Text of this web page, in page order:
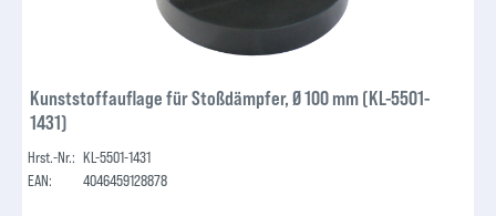
Kunststoffauflage für Stoßdämpfer, Ø 100 mm (KL-5501-
1431)
Hrst.-Nr.: KL-5501-1431
EAN:
4046459128878